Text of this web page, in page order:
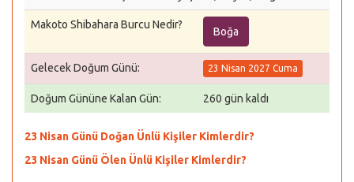
Makoto Shibahara Burcu Nedir?
Boğa
Gelecek Doğum Günü: 23 Nisan 2027 Cuma
Doğum Gününe Kalan Gün: 260 gün kaldı
23 Nisan Günü Doğan Ünlü Kişiler Kimlerdir?
23 Nisan Günü Ölen Ünlü Kişiler Kimlerdir?